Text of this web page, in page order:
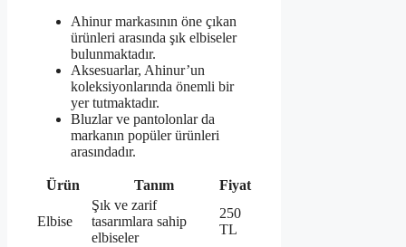
Ahinur markasının öne çıkan
ürünleri arasında şık elbiseler
bulunmaktadır.
Aksesuarlar, Ahinur’un
koleksiyonlarında önemli bir
yer tutmaktadır.
Bluzlar ve pantolonlar da
markanın popüler ürünleri
arasındadır.
Ürün Tanım Fiyat
Elbise
Şık ve zarif
tasarımlara sahip
elbiseler
250
TL